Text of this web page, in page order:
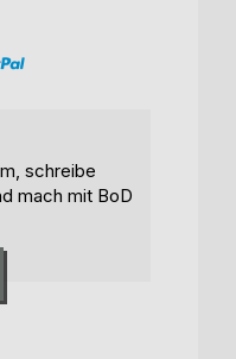
schreibe
mach mit BoD